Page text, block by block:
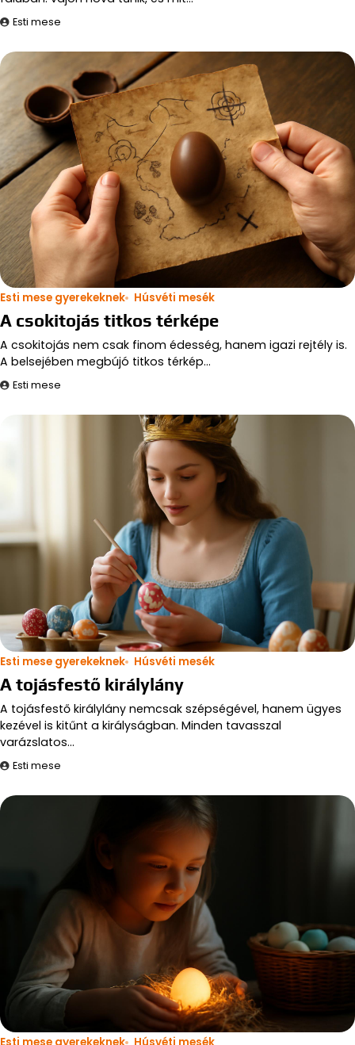
Esti mese
Esti mese gyerekeknek Húsvéti mesék
A csokitojás titkos térképe
A csokitojás nem csak finom édesség, hanem igazi rejtély is.
A belsejében megbújó titkos térkép…
Esti mese
Esti mese gyerekeknek Húsvéti mesék
A tojásfestő királylány
A tojásfestő királylány nemcsak szépségével, hanem ügyes
kezével is kitűnt a királyságban. Minden tavasszal
varázslatos…
Esti mese
Esti mese gyerekeknek Húsvéti mesék